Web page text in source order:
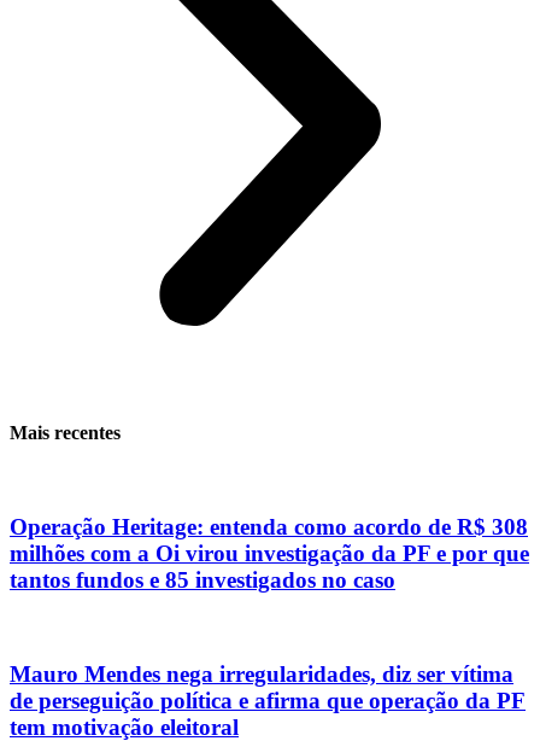
Mais recentes
Operação Heritage: entenda como acordo de R$ 308
milhões com a Oi virou investigação da PF e por que
tantos fundos e 85 investigados no caso
Mauro Mendes nega irregularidades, diz ser vítima
de perseguição política e afirma que operação da PF
tem motivação eleitoral